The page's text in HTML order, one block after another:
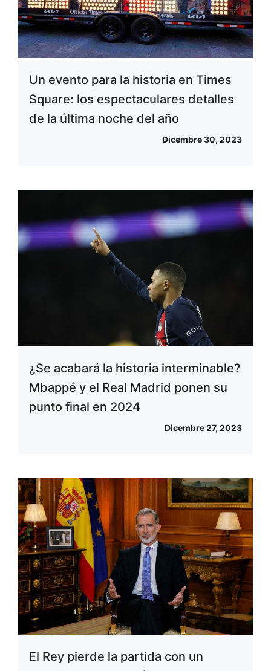
Un evento para la historia en Times
Square: los espectaculares detalles
de la última noche del año
Dicembre 30, 2023
¿Se acabará la historia interminable?
Mbappé y el Real Madrid ponen su
punto final en 2024
Dicembre 27, 2023
El Rey pierde la partida con un